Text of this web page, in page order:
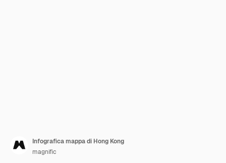
Infografica mappa di Hong Kong
magnific